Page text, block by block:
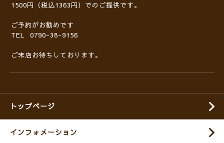
1500円（税込1363円）でのご提供です。
ご予約がお勧めです
TEL 0790-38-9156
ご来店お待ちしております。
トップページ
インフォメーション